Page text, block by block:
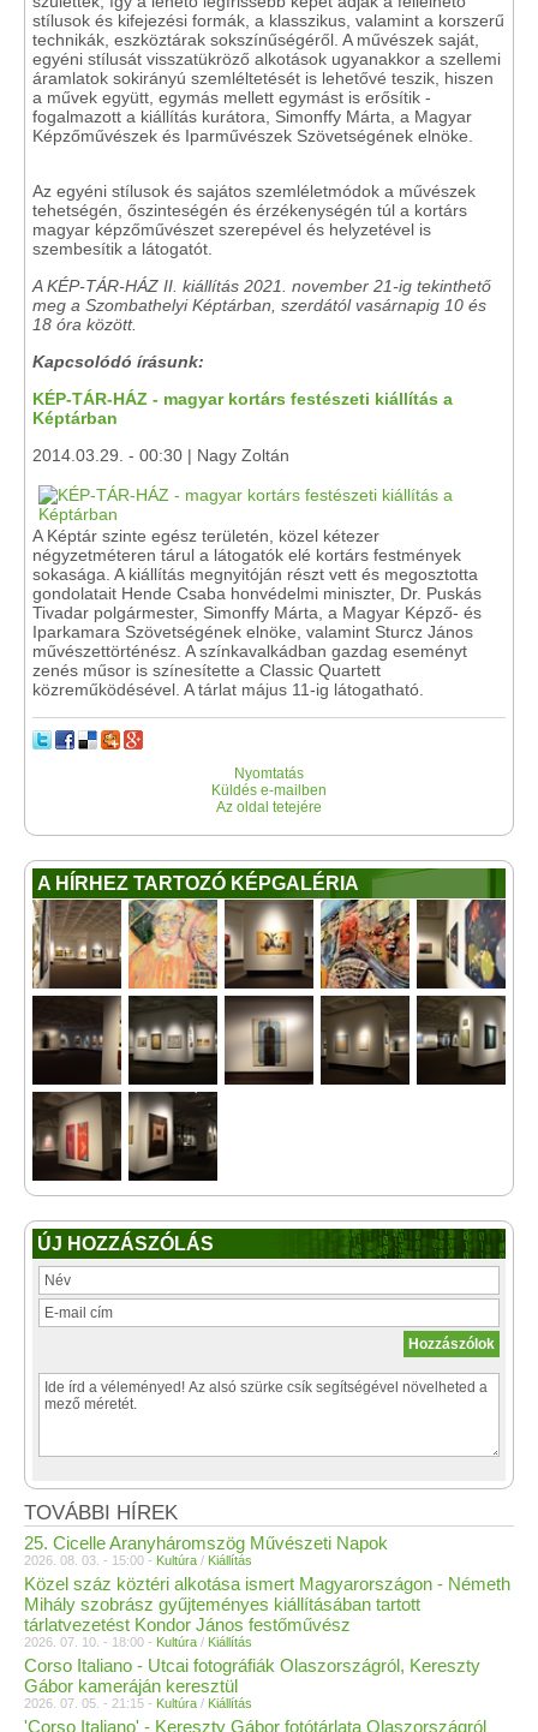
stílusok és kifejezési formák, a klasszikus, valamint a korszerű
technikák, eszköztárak sokszínűségéről. A művészek saját,
egyéni stílusát visszatükröző alkotások ugyanakkor a szellemi
áramlatok sokirányú szemléltetését is lehetővé teszik, hiszen
a művek együtt, egymás mellett egymást is erősítik -
fogalmazott a kiállítás kurátora, Simonffy Márta, a Magyar
Képzőművészek és Iparművészek Szövetségének elnöke.
Az egyéni stílusok és sajátos szemléletmódok a művészek
tehetségén, őszinteségén és érzékenységén túl a kortárs
magyar képzőművészet szerepével és helyzetével is
szembesítik a látogatót.
A KÉP-TÁR-HÁZ II. kiállítás 2021. november 21-ig tekinthető
meg a Szombathelyi Képtárban, szerdától vasárnapig 10 és
18 óra között.
Kapcsolódó írásunk:
KÉP-TÁR-HÁZ - magyar kortárs festészeti kiállítás a
Képtárban
2014.03.29. - 00:30 | Nagy Zoltán
A Képtár szinte egész területén, közel kétezer
négyzetméteren tárul a látogatók elé kortárs festmények
sokasága. A kiállítás megnyitóján részt vett és megosztotta
gondolatait Hende Csaba honvédelmi miniszter, Dr. Puskás
Tivadar polgármester, Simonffy Márta, a Magyar Képző- és
Iparkamara Szövetségének elnöke, valamint Sturcz János
művészettörténész. A színkavalkádban gazdag eseményt
zenés műsor is színesítette a Classic Quartett
közreműködésével. A tárlat május 11-ig látogatható.
Nyomtatás
Küldés e-mailben
Az oldal tetejére
A HÍRHEZ TARTOZÓ KÉPGALÉRIA
ÚJ HOZZÁSZÓLÁS
TOVÁBBI HÍREK
25. Cicelle Aranyháromszög Művészeti Napok
2026. 08. 03. - 15:00 - Kultúra / Kiállítás
Közel száz köztéri alkotása ismert Magyarországon - Németh
Mihály szobrász gyűjteményes kiállításában tartott
tárlatvezetést Kondor János festőművész
2026. 07. 10. - 18:00 - Kultúra / Kiállítás
Corso Italiano - Utcai fotográfiák Olaszországról, Kereszty
Gábor kameráján keresztül
2026. 07. 05. - 21:15 - Kultúra / Kiállítás
'Corso Italiano' - Kereszty Gábor fotótárlata Olaszországról